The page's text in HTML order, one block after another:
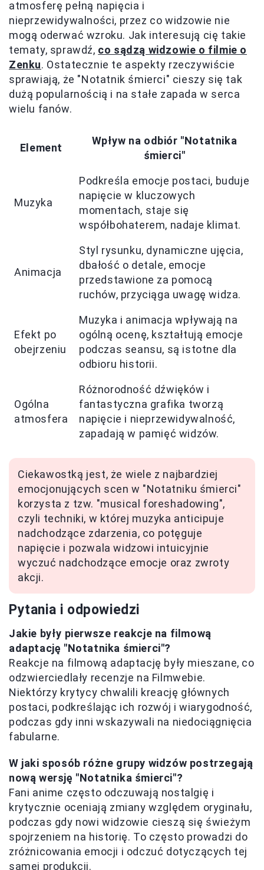
atmosferę pełną napięcia i
nieprzewidywalności, przez co widzowie nie
mogą oderwać wzroku. Jak interesują cię takie
tematy, sprawdź, co sądzą widzowie o filmie o
Zenku. Ostatecznie te aspekty rzeczywiście
sprawiają, że "Notatnik śmierci" cieszy się tak
dużą popularnością i na stałe zapada w serca
wielu fanów.
Element
Wpływ na odbiór "Notatnika
śmierci"
Muzyka
Podkreśla emocje postaci, buduje
napięcie w kluczowych
momentach, staje się
współbohaterem, nadaje klimat.
Animacja
Styl rysunku, dynamiczne ujęcia,
dbałość o detale, emocje
przedstawione za pomocą
ruchów, przyciąga uwagę widza.
Efekt po
obejrzeniu
Muzyka i animacja wpływają na
ogólną ocenę, kształtują emocje
podczas seansu, są istotne dla
odbioru historii.
Ogólna
atmosfera
Różnorodność dźwięków i
fantastyczna grafika tworzą
napięcie i nieprzewidywalność,
zapadają w pamięć widzów.
Ciekawostką jest, że wiele z najbardziej
emocjonujących scen w "Notatniku śmierci"
korzysta z tzw. "musical foreshadowing",
czyli techniki, w której muzyka anticipuje
nadchodzące zdarzenia, co potęguje
napięcie i pozwala widzowi intuicyjnie
wyczuć nadchodzące emocje oraz zwroty
akcji.
Pytania i odpowiedzi
Jakie były pierwsze reakcje na filmową
adaptację "Notatnika śmierci"?
Reakcje na filmową adaptację były mieszane, co
odzwierciedlały recenzje na Filmwebie.
Niektórzy krytycy chwalili kreację głównych
postaci, podkreślając ich rozwój i wiarygodność,
podczas gdy inni wskazywali na niedociągnięcia
fabularne.
W jaki sposób różne grupy widzów postrzegają
nową wersję "Notatnika śmierci"?
Fani anime często odczuwają nostalgię i
krytycznie oceniają zmiany względem oryginału,
podczas gdy nowi widzowie cieszą się świeżym
spojrzeniem na historię. To często prowadzi do
zróżnicowania emocji i odczuć dotyczących tej
samej produkcji.